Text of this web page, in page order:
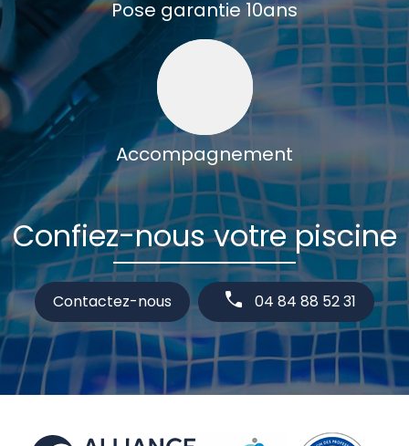
Pose garantie 10ans
Accompagnement
Confiez-nous votre piscine
Contactez-nous 04 84 88 52 31